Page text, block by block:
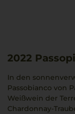
2022
In den
Passobianco von
Weißwein der
Chardonnay-